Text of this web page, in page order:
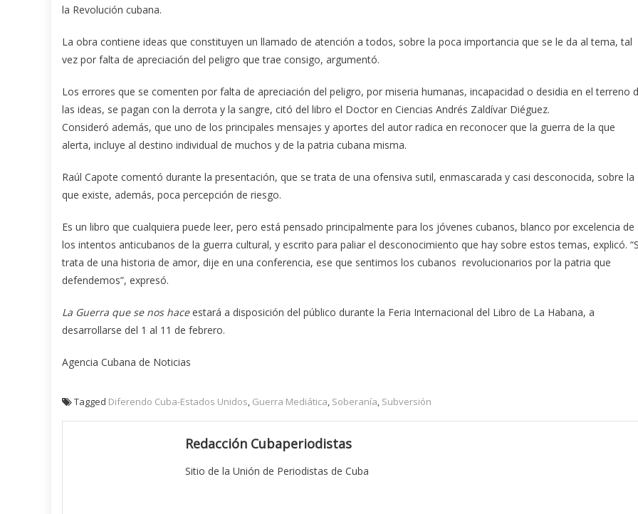
la Revolución cubana.
La obra contiene ideas que constituyen un llamado de atención a todos, sobre la poca importancia que se le da al tema, tal
vez por falta de apreciación del peligro que trae consigo, argumentó.
Los errores que se comenten por falta de apreciación del peligro, por miseria humanas, incapacidad o desidia en el terreno
las ideas, se pagan con la derrota y la sangre, citó del libro el Doctor en Ciencias Andrés Zaldívar Diéguez.
Consideró además, que uno de los principales mensajes y aportes del autor radica en reconocer que la guerra de la que
alerta, incluye al destino individual de muchos y de la patria cubana misma.
Raúl Capote comentó durante la presentación, que se trata de una ofensiva sutil, enmascarada y casi desconocida, sobre la
que existe, además, poca percepción de riesgo.
Es un libro que cualquiera puede leer, pero está pensado principalmente para los jóvenes cubanos, blanco por excelencia de
los intentos anticubanos de la guerra cultural, y escrito para paliar el desconocimiento que hay sobre estos temas, explicó.
trata de una historia de amor, dije en una conferencia, ese que sentimos los cubanos revolucionarios por la patria que
defendemos”, expresó.
La Guerra que se nos haceestará a disposición del público durante la Feria Internacional del Libro de La Habana, a
desarrollarse del 1 al 11 de febrero.
Agencia Cubana de Noticias
Tagged Diferendo Cuba-Estados Unidos, Guerra Mediática, Soberanía, Subversión
Redacción Cubaperiodistas
Sitio de la Unión de Periodistas de Cuba